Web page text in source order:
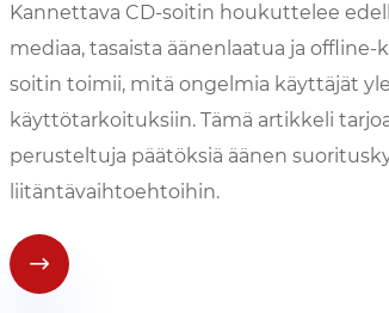
Kannettava CD-soitin houkuttelee
mediaa, tasaista äänenlaatua ja
soitin toimii, mitä ongelmia käyttäjät
käyttötarkoituksiin. Tämä artikkeli
perusteltuja päätöksiä äänen
liitäntävaihtoehtoihin.
